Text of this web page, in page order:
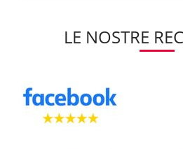
LE NOSTRE